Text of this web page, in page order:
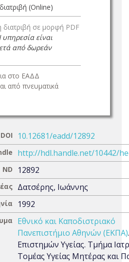
(Online)
διατριβή σε μορφή PDF
υπηρεσία είναι
από δωρεάν
στο ΕΑΔΔ
από πνευματικά
DOI 10.12681/eadd/12892
http://hdl.handle.net/10442/
ND 12892
Δατσέρης, Ιωάννης
1992
Εθνικό και Καποδιστριακό
Πανεπιστήμιο Αθηνών (ΕΚΠΑ)
Επιστημών Υγείας. Τμήμα
Τομέας Υγείας Μητέρας και